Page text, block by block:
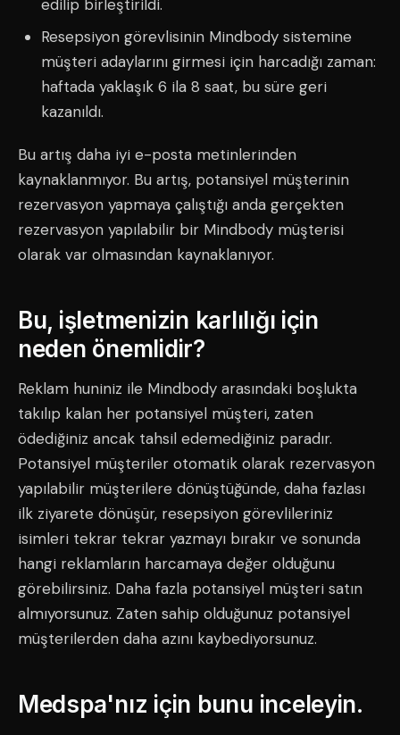
edilip birleştirildi.
Resepsiyon görevlisinin Mindbody sistemine
müşteri adaylarını girmesi için harcadığı zaman:
haftada yaklaşık 6 ila 8 saat, bu süre geri
kazanıldı.
Bu artış daha iyi e-posta metinlerinden
kaynaklanmıyor. Bu artış, potansiyel müşterinin
rezervasyon yapmaya çalıştığı anda gerçekten
rezervasyon yapılabilir bir Mindbody müşterisi
olarak var olmasından kaynaklanıyor.
Bu, işletmenizin karlılığı için
neden önemlidir?
Reklam huniniz ile Mindbody arasındaki boşlukta
takılıp kalan her potansiyel müşteri, zaten
ödediğiniz ancak tahsil edemediğiniz paradır.
Potansiyel müşteriler otomatik olarak rezervasyon
yapılabilir müşterilere dönüştüğünde, daha fazlası
ilk ziyarete dönüşür, resepsiyon görevlileriniz
isimleri tekrar tekrar yazmayı bırakır ve sonunda
hangi reklamların harcamaya değer olduğunu
görebilirsiniz. Daha fazla potansiyel müşteri satın
almıyorsunuz. Zaten sahip olduğunuz potansiyel
müşterilerden daha azını kaybediyorsunuz.
Medspa'nız için bunu inceleyin.